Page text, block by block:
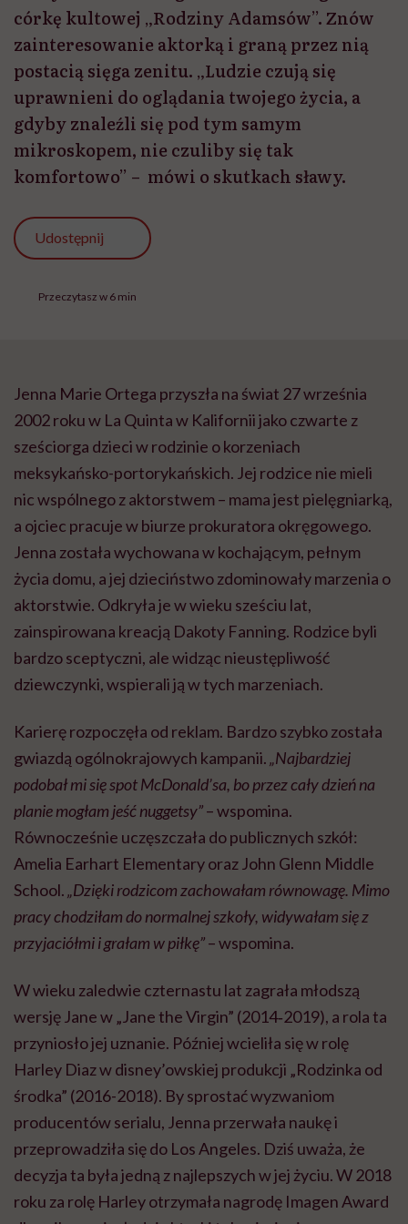
córkę kultowej „Rodziny Adamsów”. Znów
zainteresowanie aktorką i graną przez nią
postacią sięga zenitu. „Ludzie czują się
uprawnieni do oglądania twojego życia, a
gdyby znaleźli się pod tym samym
mikroskopem, nie czuliby się tak
komfortowo” – mówi o skutkach sławy.
Udostępnij
Przeczytasz w 6 min
Jenna Marie Ortega przyszła na świat 27 września
2002 roku w La Quinta w Kalifornii jako czwarte z
sześciorga dzieci w rodzinie o korzeniach
meksykańsko-portorykańskich. Jej rodzice nie mieli
nic wspólnego z aktorstwem – mama jest pielęgniarką,
a ojciec pracuje w biurze prokuratora okręgowego.
Jenna została wychowana w kochającym, pełnym
życia domu, a jej dzieciństwo zdominowały marzenia o
aktorstwie. Odkryła je w wieku sześciu lat,
zainspirowana kreacją Dakoty Fanning. Rodzice byli
bardzo sceptyczni, ale widząc nieustępliwość
dziewczynki, wspierali ją w tych marzeniach.
Karierę rozpoczęła od reklam. Bardzo szybko została
gwiazdą ogólnokrajowych kampanii.„Najbardziej
podobał mi się spot McDonald’sa, bo przez cały dzień na
planie mogłam jeść nuggetsy”– wspomina.
Równocześnie uczęszczała do publicznych szkół:
Amelia Earhart Elementary oraz John Glenn Middle
School.„Dzięki rodzicom zachowałam równowagę. Mimo
pracy chodziłam do normalnej szkoły, widywałam się z
przyjaciółmi i grałam w piłkę”– wspomina.
W wieku zaledwie czternastu lat zagrała młodszą
wersję Jane w „Jane the Virgin” (2014‑2019), a rola ta
przyniosło jej uznanie. Później wcieliła się w rolę
Harley Diaz w disney’owskiej produkcji „Rodzinka od
środka” (2016-2018). By sprostać wyzwaniom
producentów serialu, Jenna przerwała naukę i
przeprowadziła się do Los Angeles. Dziś uważa, że
decyzja ta była jedną z najlepszych w jej życiu. W 2018
roku za rolę Harley otrzymała nagrodę Imagen Award